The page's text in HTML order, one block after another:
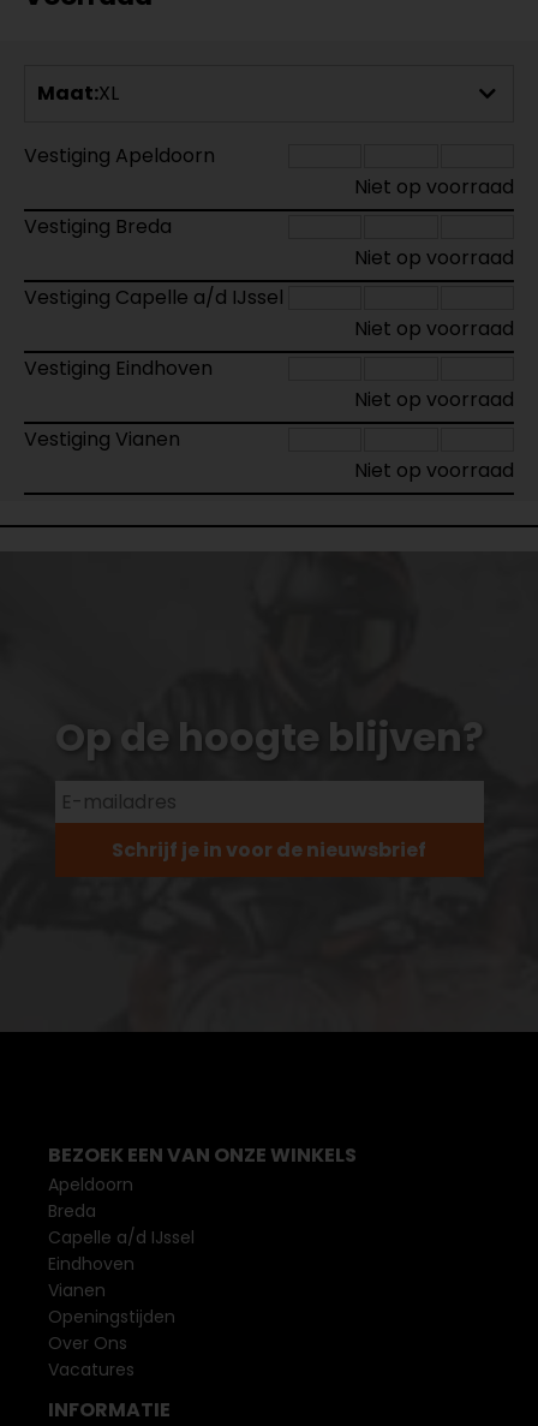
Maat:XL
Vestiging Apeldoorn
Niet op voorraad
Vestiging Breda
Niet op voorraad
Vestiging Capelle a/d IJssel
Niet op voorraad
Vestiging Eindhoven
Niet op voorraad
Vestiging Vianen
Niet op voorraad
Op de hoogte blijven?
Schrijf je in voor de nieuwsbrief
BEZOEK EEN VAN ONZE WINKELS
Apeldoorn
Breda
Capelle a/d IJssel
Eindhoven
Vianen
Openingstijden
Over Ons
Vacatures
INFORMATIE